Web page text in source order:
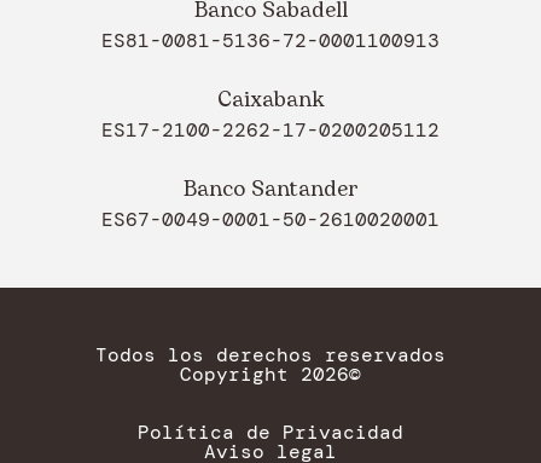
Banco Sabadell
ES81-0081-5136-72-0001100913
Caixabank
ES17-2100-2262-17-0200205112
Banco Santander
ES67-0049-0001-50-2610020001
Todos los derechos reservados
Copyright 2026©
Política de Privacidad
Aviso legal